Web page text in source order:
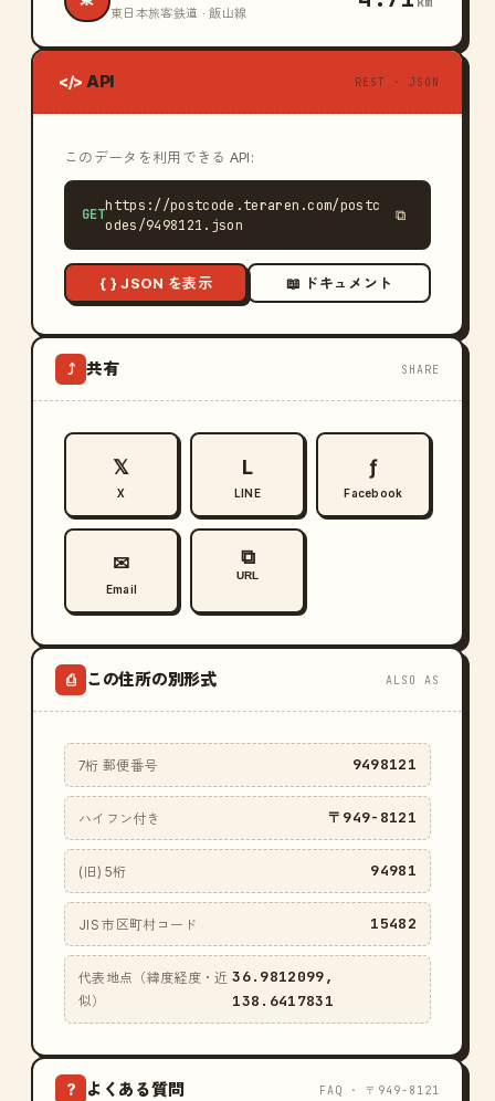
東日本旅客鉄道 · 飯山線
</> API REST · JSON
このデータを利用できる API:
GET
https://postcode.teraren.com/postc
odes/9498121.json
⧉
{ } JSON を表示 📖 ドキュメント
⤴ 共有 SHARE
𝕏
X
L
LINE
ƒ
Facebook
✉
Email
⧉
URL
⎙ この住所の別形式 ALSO AS
7桁 郵便番号 9498121
ハイフン付き 〒949-8121
(旧) 5桁 94981
JIS 市区町村コード 15482
代表地点（緯度経度・近
似）
36.9812099,
138.6417831
? よくある質問 FAQ · 〒949-8121